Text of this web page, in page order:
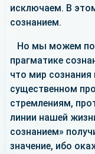
исключаем. В
сознанием.
Но мы можем
прагматике
что мир
существенном
стремлениям,
линии нашей
сознанием»
значение, ибо